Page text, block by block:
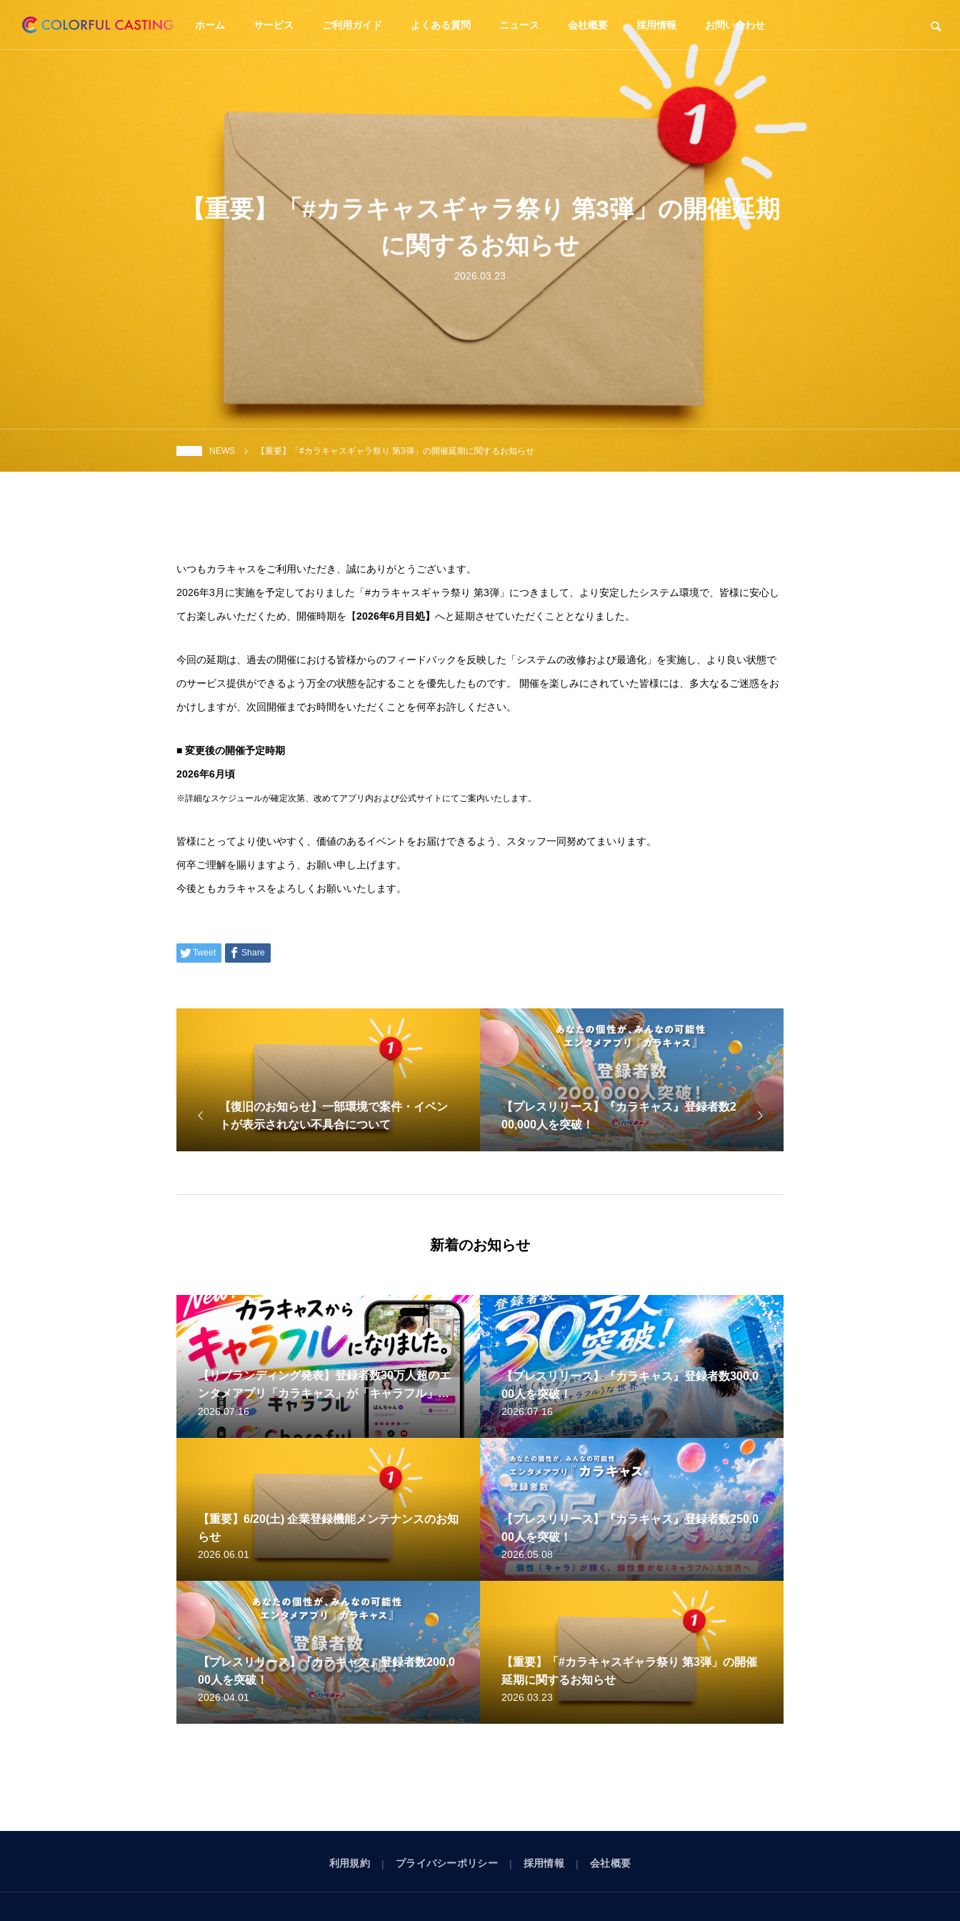
ホーム サービス ご利用ガイド よくある質問 ニュース 会社概要 採用情報 お問い合わせ
【重要】「#カラキャスギャラ祭り 第3弾」の開催延期
に関するお知らせ
2026.03.23
NEWS 【重要】「#カラキャスギャラ祭り 第3弾」の開催延期に関するお知らせ
いつもカラキャスをご利用いただき、誠にありがとうございます。
2026年3月に実施を予定しておりました「#カラキャスギャラ祭り 第3弾」につきまして、より安定したシステム環境で、皆様に安心し
てお楽しみいただくため、開催時期を【2026年6月目処】 へと延期させていただくこととなりました。
今回の延期は、過去の開催における皆様からのフィードバックを反映した「システムの改修および最適化」を実施し、より良い状態で
のサービス提供ができるよう万全の状態を記することを優先したものです。 開催を楽しみにされていた皆様には、多大なるご迷惑をお
かけしますが、次回開催までお時間をいただくことを何卒お許しください。
■ 変更後の開催予定時期
2026年6月頃
※詳細なスケジュールが確定次第、改めてアプリ内および公式サイトにてご案内いたします。
皆様にとってより使いやすく、価値のあるイベントをお届けできるよう、スタッフ一同努めてまいります。
何卒ご理解を賜りますよう、お願い申し上げます。
今後ともカラキャスをよろしくお願いいたします。
Tweet Share
【復旧のお知らせ】一部環境で案件・イベン
トが表示されない不具合について
【プレスリリース】『カラキャス』登録者数2
00,000人を突破！
新着のお知らせ
【リブランディング発表】登録者数30万人超のエ
ンタメアプリ「カラキャス」が「キャラフル」
へ。
2026.07.16
【プレスリリース】『カラキャス』登録者数300,0
00人を突破！
2026.07.16
【重要】6/20(土) 企業登録機能メンテナンスのお知
らせ
2026.06.01
【プレスリリース】『カラキャス』登録者数250,0
00人を突破！
2026.05.08
【プレスリリース】『カラキャス』登録者数200,0
00人を突破！
2026.04.01
【重要】「#カラキャスギャラ祭り 第3弾」の開催
延期に関するお知らせ
2026.03.23
利用規約 プライバシーポリシー 採用情報 会社概要